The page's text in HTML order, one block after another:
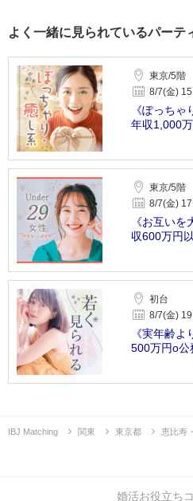
よく一緒に見られているパーテ
東京/5階
8/7(金)
《ぽっちゃ
年収1,000
東京/5階
8/7(金)
《お互い
収600万円
初台
8/7(金)
《実年齢
500万円o公
IBJ Matching 関東 東京都 恵比寿
婚活お役立ち